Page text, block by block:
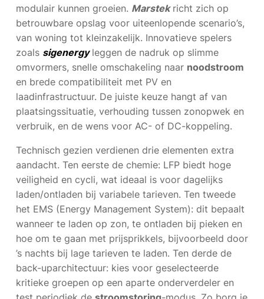
modulair kunnen groeien. Marstekricht zich op
betrouwbare opslag voor uiteenlopende scenario’s,
van woning tot kleinzakelijk. Innovatieve spelers
zoals sigenergyleggen de nadruk op slimme
omvormers, snelle omschakeling naar noodstroom
en brede compatibiliteit met PV en
laadinfrastructuur. De juiste keuze hangt af van
plaatsingssituatie, verhouding tussen zonopwek en
verbruik, en de wens voor AC- of DC-koppeling.
Technisch gezien verdienen drie elementen extra
aandacht. Ten eerste de chemie: LFP biedt hoge
veiligheid en cycli, wat ideaal is voor dagelijks
laden/ontladen bij variabele tarieven. Ten tweede
het EMS (Energy Management System): dit bepaalt
wanneer te laden op zon, te ontladen bij pieken en
hoe om te gaan met prijsprikkels, bijvoorbeeld door
’s nachts bij lage tarieven te laden. Ten derde de
back-uparchitectuur: kies voor geselecteerde
kritieke groepen op een aparte onderverdeler en